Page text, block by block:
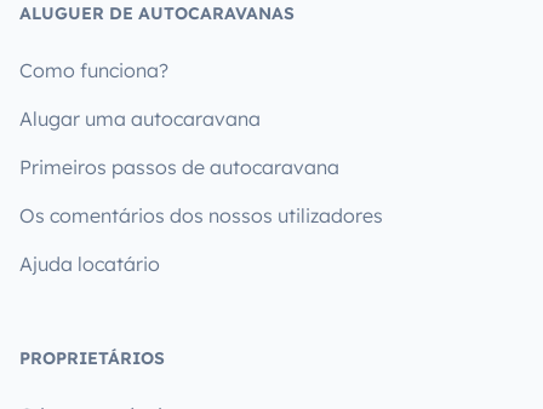
ALUGUER DE AUTOCARAVANAS
Como funciona?
Alugar uma autocaravana
Primeiros passos de autocaravana
Os comentários dos nossos utilizadores
Ajuda locatário
PROPRIETÁRIOS